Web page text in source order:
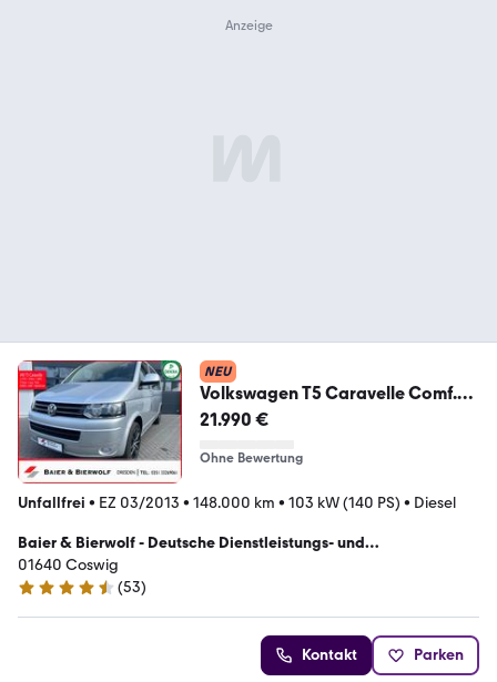
NEU
Volkswagen T5 Caravelle Comf.
lang DSG 9 Sitzer AHK PDC Nav
21.990 €
Ohne Bewertung
Unfallfrei • EZ 03/2013 • 148.000 km • 103 kW (140 PS) • Diesel
Baier & Bierwolf - Deutsche Dienstleistungs- und
Handelsgesellschaft
01640 Coswig
4.4 Sterne
(53)
Kontakt Parken